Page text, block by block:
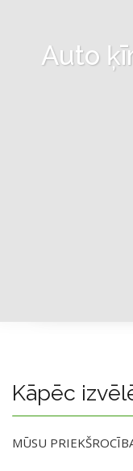
Auto
Kāpēc
MŪSU